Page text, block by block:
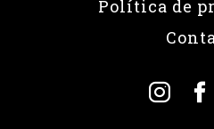
Política de